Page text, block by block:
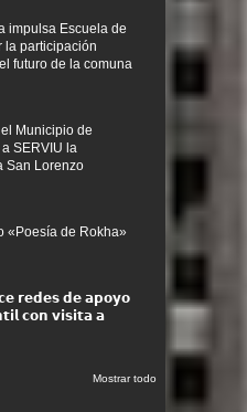
impulsa Escuela de
la participación
futuro de la comuna
Municipio de
SERVIU la
San Lorenzo
«Poesía de Rokha»
𝗿𝗲𝗱𝗲𝘀 𝗱𝗲 𝗮𝗽𝗼𝘆𝗼
𝗰𝗼𝗻 𝘃𝗶𝘀𝗶𝘁𝗮 𝗮
Mostrar todo